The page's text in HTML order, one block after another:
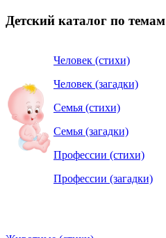
Детский каталог по темам
Человек (стихи)
Человек (загадки)
Семья (стихи)
Семья (загадки)
Профессии (стихи)
Профессии (загадки)